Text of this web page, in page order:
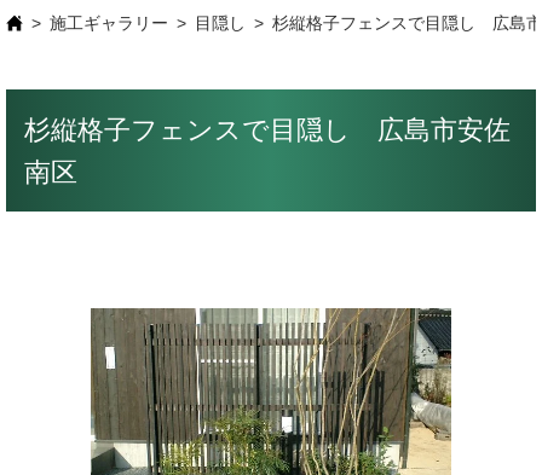
施工ギャラリー 目隠し 杉縦格子フェンスで目隠し 広島
杉縦格子フェンスで目隠し 広島市安佐
南区